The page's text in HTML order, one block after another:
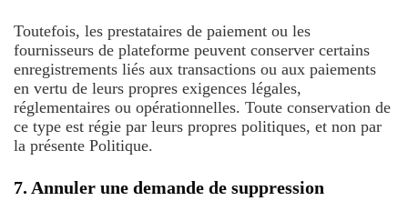
Toutefois, les prestataires de paiement ou les
fournisseurs de plateforme peuvent conserver certains
enregistrements liés aux transactions ou aux paiements
en vertu de leurs propres exigences légales,
réglementaires ou opérationnelles. Toute conservation de
ce type est régie par leurs propres politiques, et non par
la présente Politique.
7. Annuler une demande de suppression